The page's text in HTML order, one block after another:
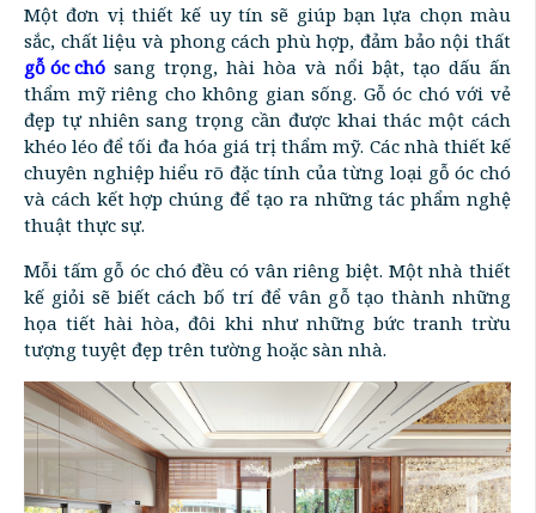
Một đơn vị thiết kế uy tín sẽ giúp bạn lựa chọn màu
sắc, chất liệu và phong cách phù hợp, đảm bảo nội thất
gỗ óc chó sang trọng, hài hòa và nổi bật, tạo dấu ấn
thẩm mỹ riêng cho không gian sống. Gỗ óc chó với vẻ
đẹp tự nhiên sang trọng cần được khai thác một cách
khéo léo để tối đa hóa giá trị thẩm mỹ. Các nhà thiết kế
chuyên nghiệp hiểu rõ đặc tính của từng loại gỗ óc chó
và cách kết hợp chúng để tạo ra những tác phẩm nghệ
thuật thực sự.
Mỗi tấm gỗ óc chó đều có vân riêng biệt. Một nhà thiết
kế giỏi sẽ biết cách bố trí để vân gỗ tạo thành những
họa tiết hài hòa, đôi khi như những bức tranh trừu
tượng tuyệt đẹp trên tường hoặc sàn nhà.